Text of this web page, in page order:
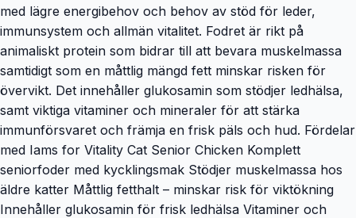
med lägre energibehov och behov av stöd för leder,
immunsystem och allmän vitalitet. Fodret är rikt på
animaliskt protein som bidrar till att bevara muskelmassa
samtidigt som en måttlig mängd fett minskar risken för
övervikt. Det innehåller glukosamin som stödjer ledhälsa,
samt viktiga vitaminer och mineraler för att stärka
immunförsvaret och främja en frisk päls och hud. Fördelar
med Iams for Vitality Cat Senior Chicken Komplett
seniorfoder med kycklingsmak Stödjer muskelmassa hos
äldre katter Måttlig fetthalt – minskar risk för viktökning
Innehåller glukosamin för frisk ledhälsa Vitaminer och